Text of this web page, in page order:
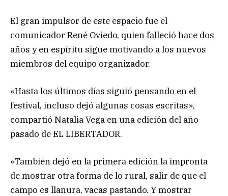
El gran impulsor de este espacio fue el
comunicador René Oviedo, quien falleció hace dos
años y en espíritu sigue motivando a los nuevos
miembros del equipo organizador.
«Hasta los últimos días siguió pensando en el
festival, incluso dejó algunas cosas escritas»,
compartió Natalia Vega en una edición del año
pasado de EL LIBERTADOR.
«También dejó en la primera edición la impronta
de mostrar otra forma de lo rural, salir de que el
campo es llanura, vacas pastando. Y mostrar